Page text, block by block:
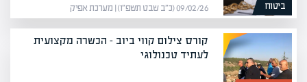
ביטוח 09/02/26 (כ״ב שבט תשפ״ו) | מערכת אפיק
קורס צילום קווי ביוב – הכשרה מקצועית
לעתיד טכנולוגי